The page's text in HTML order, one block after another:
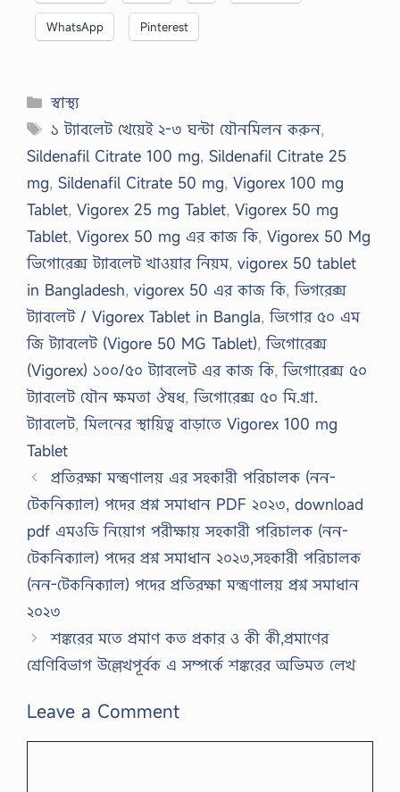
WhatsApp Pinterest
Categories
স্বাস্থ্য
Tags
১ ট্যাবলেট খেয়েই ২-৩ ঘন্টা যৌনমিলন করুন,
Sildenafil Citrate 100 mg, Sildenafil Citrate 25
mg, Sildenafil Citrate 50 mg, Vigorex 100 mg
Tablet, Vigorex 25 mg Tablet, Vigorex 50 mg
Tablet, Vigorex 50 mg এর কাজ কি, Vigorex 50 Mg
ভিগোরেক্স ট্যাবলেট খাওয়ার নিয়ম, vigorex 50 tablet
in Bangladesh, vigorex 50 এর কাজ কি,ভিগরেক্স
ট্যাবলেট / Vigorex Tablet in Bangla,ভিগোর ৫০ এম
জি ট্যাবলেট (Vigore 50 MG Tablet),ভিগোরেক্স
(Vigorex) ১০০/৫০ ট্যাবলেট এর কাজ কি,ভিগোরেক্স ৫০
ট্যাবলেট যৌন ক্ষমতা ঔষধ,ভিগোরেক্স ৫০ মি.গ্রা.
ট্যাবলেট,মিলনের স্থায়িত্ব বাড়াতে Vigorex 100 mg
Tablet
প্রতিরক্ষা মন্ত্রণালয় এর সহকারী পরিচালক (নন-
টেকনিক্যাল) পদের প্রশ্ন সমাধান PDF ২০২৩, download
pdf এমওডি নিয়োগ পরীক্ষায় সহকারী পরিচালক (নন-
টেকনিক্যাল) পদের প্রশ্ন সমাধান ২০২৩,সহকারী পরিচালক
(নন-টেকনিক্যাল) পদের প্রতিরক্ষা মন্ত্রণালয় প্রশ্ন সমাধান
২০২৩
শঙ্করের মতে প্রমাণ কত প্রকার ও কী কী,প্রমাণের
শ্রেণিবিভাগ উল্লেখপূর্বক এ সম্পর্কে শঙ্করের অভিমত লেখ
Leave a Comment